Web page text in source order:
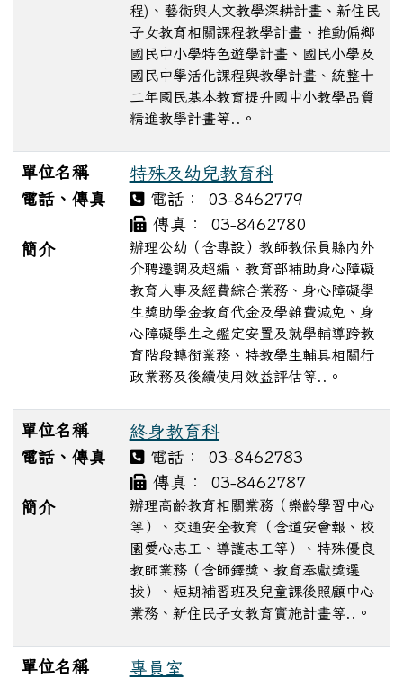
程)、藝術與人文教學深耕計畫、新住民
子女教育相關課程教學計畫、推動偏鄉
國民中小學特色遊學計畫、國民小學及
國民中學活化課程與教學計畫、統整十
二年國民基本教育提升國中小教學品質
精進教學計畫等..。
單位名稱 特殊及幼兒教育科
電話、傳真
電話： 03-8462779
傳真： 03-8462780
簡介
辦理公幼（含專設）教師教保員縣內外
介聘遷調及超編、教育部補助身心障礙
教育人事及經費綜合業務、身心障礙學
生獎助學金教育代金及學雜費減免、身
心障礙學生之鑑定安置及就學輔導跨教
育階段轉銜業務、特教學生輔具相關行
政業務及後續使用效益評估等..。
單位名稱 終身教育科
電話、傳真
電話： 03-8462783
傳真： 03-8462787
簡介
辦理高齡教育相關業務（樂齡學習中心
等）、交通安全教育（含道安會報、校
園愛心志工、導護志工等）、特殊優良
教師業務（含師鐸獎、教育奉獻獎選
拔）、短期補習班及兒童課後照顧中心
業務、新住民子女教育實施計畫等..。
單位名稱 專員室